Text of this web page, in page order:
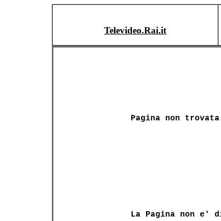
Televideo.Rai.it
Pagina non trovata
La Pagina non e'